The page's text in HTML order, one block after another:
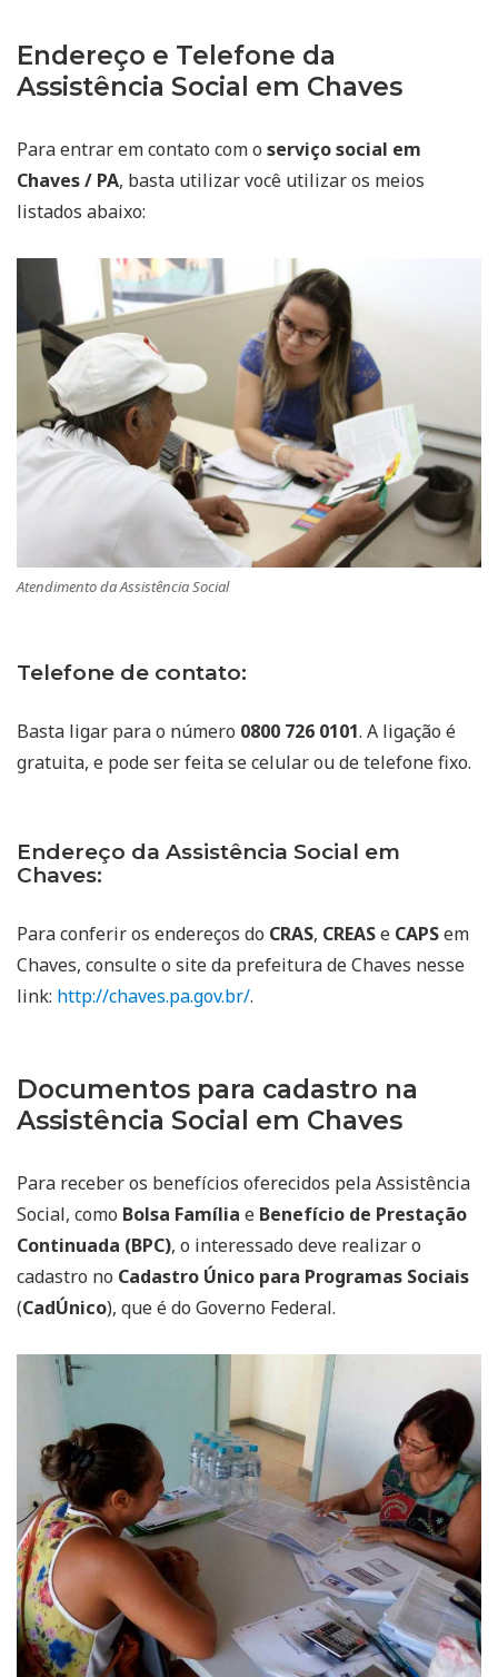
Endereço e Telefone da
Assistência Social em Chaves
Para entrar em contato com o serviço social em
Chaves / PA, basta utilizar você utilizar os meios
listados abaixo:
Atendimento da Assistência Social
Telefone de contato:
Basta ligar para o número 0800 726 0101. A ligação é
gratuita, e pode ser feita se celular ou de telefone fixo.
Endereço da Assistência Social em
Chaves:
Para conferir os endereços do CRAS, CREASe CAPSem
Chaves, consulte o site da prefeitura de Chaves nesse
link: http://chaves.pa.gov.br/.
Documentos para cadastro na
Assistência Social em Chaves
Para receber os benefícios oferecidos pela Assistência
Social, como Bolsa Família e Benefício de Prestação
Continuada (BPC), o interessado deve realizar o
cadastro no Cadastro Único para Programas Sociais
(CadÚnico), que é do Governo Federal.